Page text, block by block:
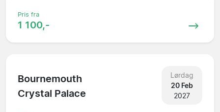
Pris fra
1 100,-
Bournemouth
Crystal Palace
Lørdag
20 Feb
2027